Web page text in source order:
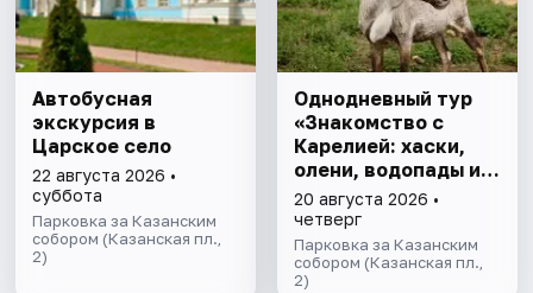
Автобусная
экскурсия в
Царское село
22 августа 2026 •
суббота
Парковка за Казанским
собором (Казанская пл.,
2)
Однодневный тур
«Знакомство с
Карелией: хаски,
олени, водопады и
горный парк
"Рускеала»
20 августа 2026 •
четверг
Парковка за Казанским
собором (Казанская пл.,
2)